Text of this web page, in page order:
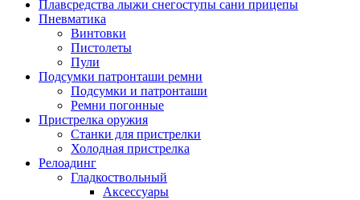
Плавсредства лыжи снегоступы сани прицепы
Пневматика
Винтовки
Пистолеты
Пули
Подсумки патронташи ремни
Подсумки и патронташи
Ремни погонные
Пристрелка оружия
Станки для пристрелки
Холодная пристрелка
Релоадинг
Гладкоствольный
Аксессуары